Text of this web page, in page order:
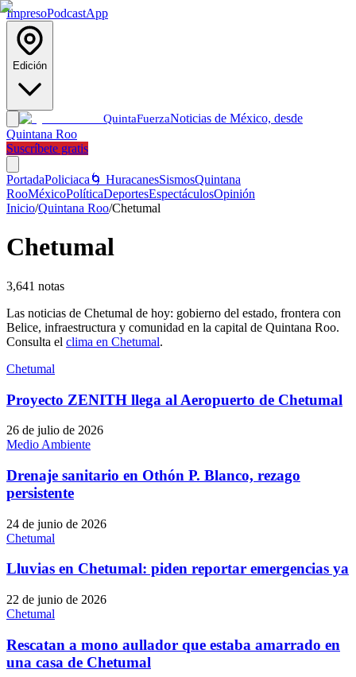
ImpresoPodcastApp
Edición
QuintaFuerzaNoticias de México, desde
Quintana Roo
Suscríbete gratis
PortadaPoliciaca 🌀 HuracanesSismosQuintana
RooMéxicoPolíticaDeportesEspectáculosOpinión
Inicio/Quintana Roo/Chetumal
Chetumal
3,641 notas
Las noticias de Chetumal de hoy: gobierno del estado, frontera con
Belice, infraestructura y comunidad en la capital de Quintana Roo.
Consulta el clima en Chetumal.
Chetumal
Proyecto ZENITH llega al Aeropuerto de Chetumal
26 de julio de 2026
Medio Ambiente
Drenaje sanitario en Othón P. Blanco, rezago
persistente
24 de junio de 2026
Chetumal
Lluvias en Chetumal: piden reportar emergencias ya
22 de junio de 2026
Chetumal
Rescatan a mono aullador que estaba amarrado en
una casa de Chetumal